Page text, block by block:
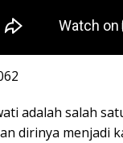
adalah salah
dirinya menjadi